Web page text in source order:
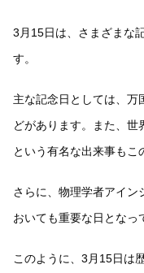
3月15日は、さまざまな
す。
主な記念日としては、万
どがあります。また、
という有名な出来事もこ
さらに、物理学者アイン
おいても重要な日となっ
このように、3月15日は